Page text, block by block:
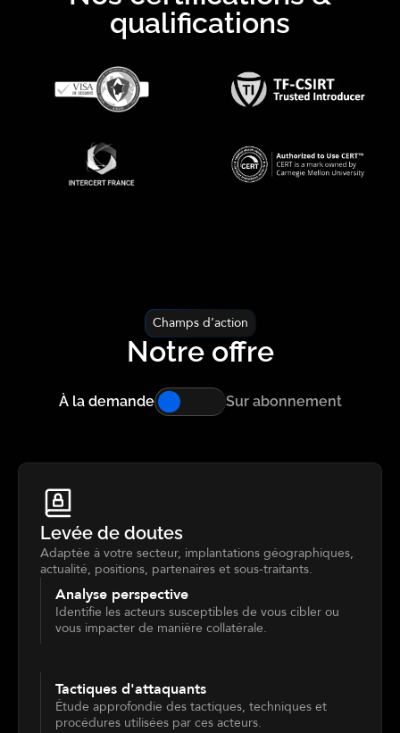
qualifications
Champs d’action
Notre offre
À la demande Sur abonnement
Levée de doutes
Adaptée à votre secteur, implantations géographiques,
actualité, positions, partenaires et sous-traitants.
Analyse perspective
Identifie les acteurs susceptibles de vous cibler ou
vous impacter de manière collatérale.
Tactiques d'attaquants
Étude approfondie des tactiques, techniques et
procédures utilisées par ces acteurs.